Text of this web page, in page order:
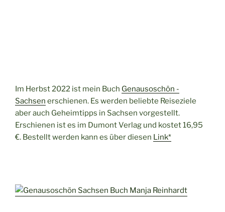
Im Herbst 2022 ist mein Buch Genausoschön -
Sachsen erschienen. Es werden beliebte Reiseziele
aber auch Geheimtipps in Sachsen vorgestellt.
Erschienen ist es im Dumont Verlag und kostet 16,95
€. Bestellt werden kann es über diesen Link*